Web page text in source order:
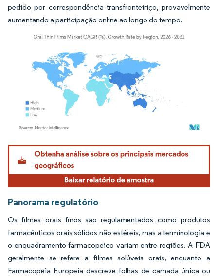
pedido por correspondência transfronteiriço, provavelmente
aumentando a participação online ao longo do tempo.
Imagem © Mordor Intelligence. O reuso requer atribuição conforme CC BY 4.0.
Panorama regulatório
Os filmes orais finos são regulamentados como produtos
farmacêuticos orais sólidos não estéreis, mas a terminologia e
o enquadramento farmacopeico variam entre regiões. A FDA
geralmente se refere a filmes solúveis orais, enquanto a
Farmacopeia Europeia descreve folhas de camada única ou